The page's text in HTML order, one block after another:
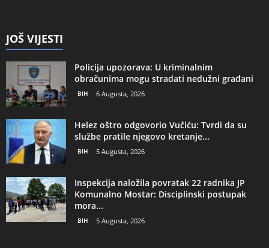
JOŠ VIJESTI
Policija upozorava: U kriminalnim
obračunima mogu stradati nedužni građani
BIH 6 Augusta, 2026
Helez oštro odgovorio Vučiću: Tvrdi da su
službe pratile njegovo kretanje...
BIH 5 Augusta, 2026
Inspekcija naložila povratak 22 radnika JP
Komunalno Mostar: Disciplinski postupak
mora...
BIH 5 Augusta, 2026